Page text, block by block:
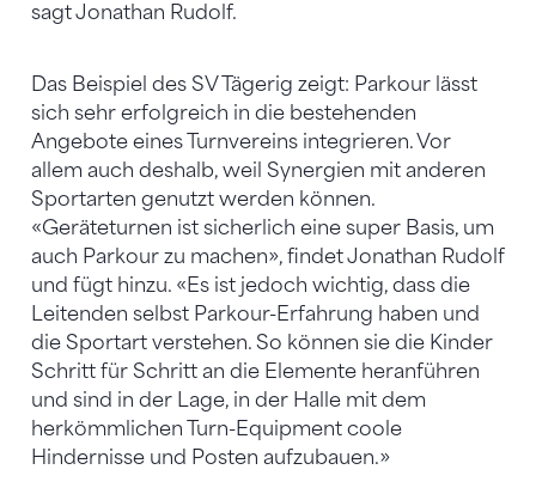
sagt Jonathan Rudolf.
Das Beispiel des SV Tägerig zeigt: Parkour lässt
sich sehr erfolgreich in die bestehenden
Angebote eines Turnvereins integrieren. Vor
allem auch deshalb, weil Synergien mit anderen
Sportarten genutzt werden können.
«Geräteturnen ist sicherlich eine super Basis, um
auch Parkour zu machen», findet Jonathan Rudolf
und fügt hinzu. «Es ist jedoch wichtig, dass die
Leitenden selbst Parkour-Erfahrung haben und
die Sportart verstehen. So können sie die Kinder
Schritt für Schritt an die Elemente heranführen
und sind in der Lage, in der Halle mit dem
herkömmlichen Turn-Equipment coole
Hindernisse und Posten aufzubauen.»